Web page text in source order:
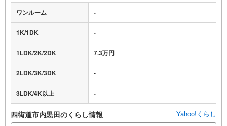
ワンルーム -
1K/1DK -
1LDK/2K/2DK 7.3万円
2LDK/3K/3DK -
3LDK/4K以上 -
四街道市内黒田のくらし情報 Yahoo!くらし